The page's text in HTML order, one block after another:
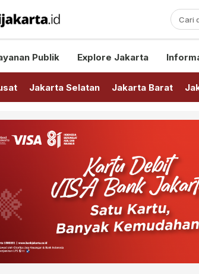
Tentang Jakarta Ada Disini!
Publik Explore Jakarta
Jakarta Selatan Jakarta Barat